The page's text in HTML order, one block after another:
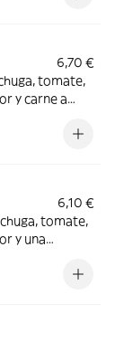
6,70 €
tomate,
y carne a
6,10 €
tomate,
y una
en 2 trozos).